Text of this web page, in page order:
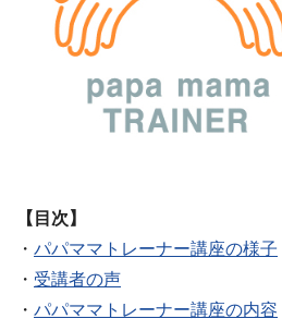
【目次】
・ パパママトレーナー講座の様子
・ 受講者の声
・ パパママトレーナー講座の内容